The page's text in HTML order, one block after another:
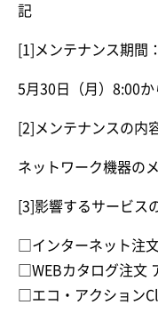
記
[1]メンテナンス期間：
5月30日（月）8:00か
[2]メンテナンスの内
ネットワーク機器の
[3]影響するサービス
□インターネット注
□WEBカタログ注文
□エコ・アクション